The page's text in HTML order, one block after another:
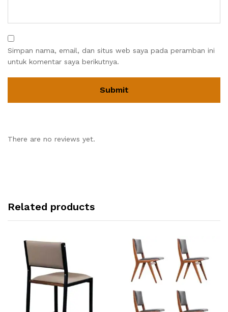
Simpan nama, email, dan situs web saya pada peramban ini
untuk komentar saya berikutnya.
There are no reviews yet.
Related products